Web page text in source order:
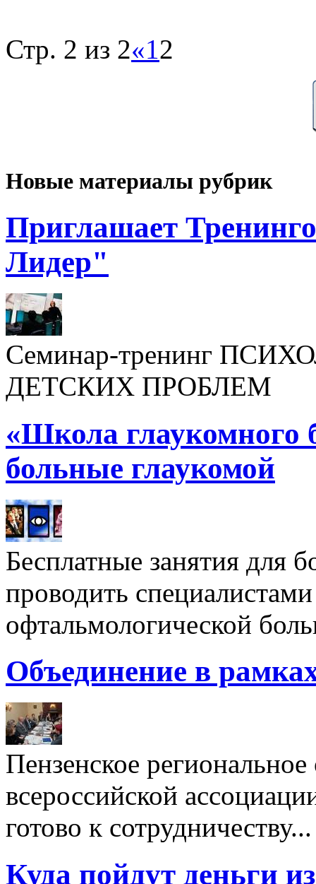
Стр. 2 из 2«12
Новые материалы рубрик
Приглашает
Лидер"
Семинар-тренинг
ДЕТСКИХ ПРОБЛЕМ
«Школа глаукомного
больные глаукомой
Бесплатные занятия для
проводить
офтальмологической
Объединение в
Пензенское
всероссийской
готово к сотрудничеству...
Куда пойдут деньги